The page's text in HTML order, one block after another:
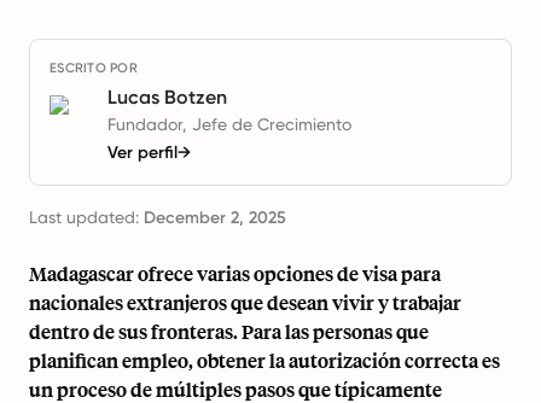
ESCRITO POR
Lucas Botzen
Fundador, Jefe de Crecimiento
Ver perfil→
Last updated: December 2, 2025
Madagascar ofrece varias opciones de visa para
nacionales extranjeros que desean vivir y trabajar
dentro de sus fronteras. Para las personas que
planifican empleo, obtener la autorización correcta es
un proceso de múltiples pasos que típicamente